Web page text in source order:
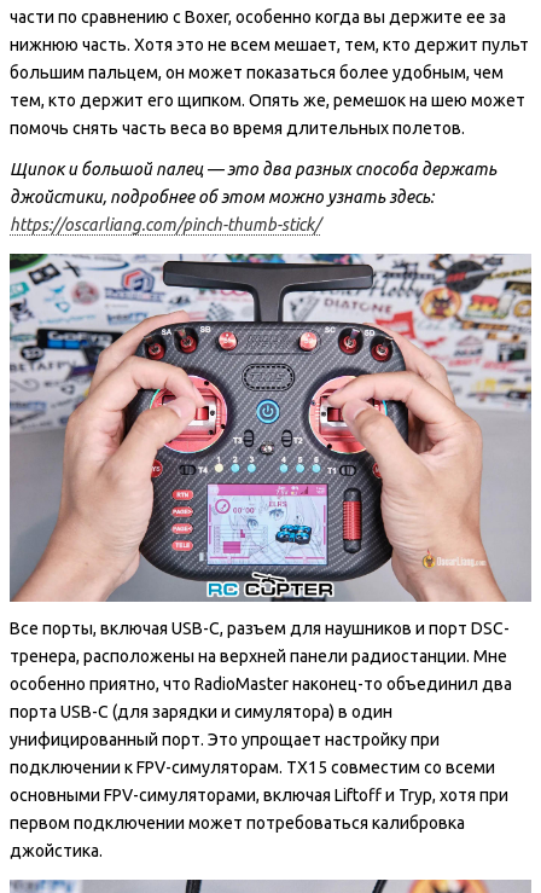
части по сравнению с Boxer, особенно когда вы держите ее за
нижнюю часть. Хотя это не всем мешает, тем, кто держит пульт
большим пальцем, он может показаться более удобным, чем
тем, кто держит его щипком. Опять же, ремешок на шею может
помочь снять часть веса во время длительных полетов.
Щипок и большой палец — это два разных способа держать
джойстики, подробнее об этом можно узнать здесь:
https://oscarliang.com/pinch-thumb-stick/
Все порты, включая USB-C, разъем для наушников и порт DSC-
тренера, расположены на верхней панели радиостанции. Мне
особенно приятно, что RadioMaster наконец-то объединил два
порта USB-C (для зарядки и симулятора) в один
унифицированный порт. Это упрощает настройку при
подключении к FPV-симуляторам. TX15 совместим со всеми
основными FPV-симуляторами, включая Liftoff и Tryp, хотя при
первом подключении может потребоваться калибровка
джойстика.